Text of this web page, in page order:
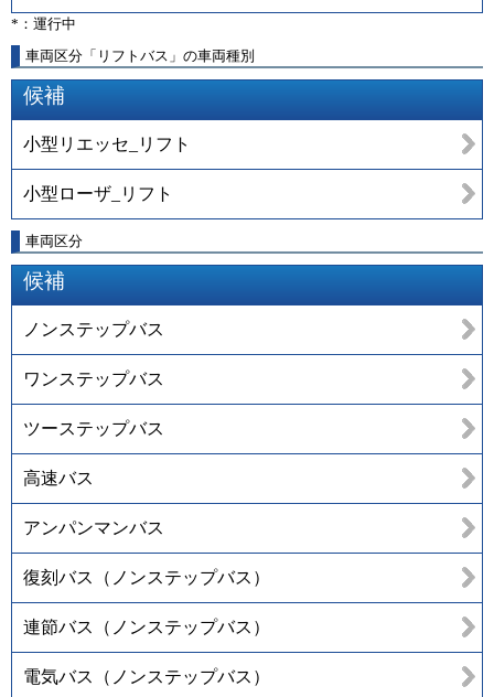
*：運行中
車両区分「リフトバス」の車両種別
候補
小型リエッセ_リフト
小型ローザ_リフト
車両区分
候補
ノンステップバス
ワンステップバス
ツーステップバス
高速バス
アンパンマンバス
復刻バス（ノンステップバス）
連節バス（ノンステップバス）
電気バス（ノンステップバス）